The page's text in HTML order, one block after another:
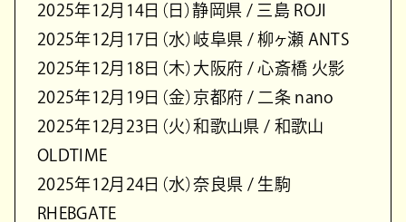
2025年12月14日（日）静岡県 / 三島 ROJI
2025年12月17日（水）岐阜県 / 柳ヶ瀬 ANTS
2025年12月18日（木）大阪府 / 心斎橋 火影
2025年12月19日（金）京都府 / 二条 nano
2025年12月23日（火）和歌山県 / 和歌山
OLDTIME
2025年12月24日（水）奈良県 / 生駒
RHEBGATE